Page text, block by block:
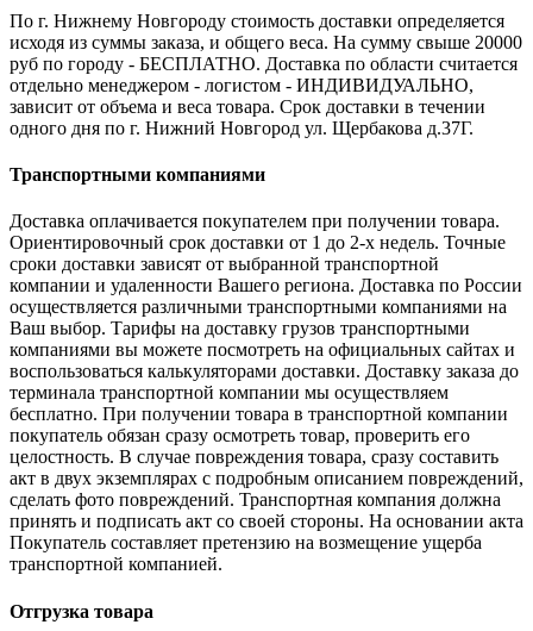
По г. Нижнему Новгороду стоимость доставки определяется
исходя из суммы заказа, и общего веса. На сумму свыше 20000
руб по городу - БЕСПЛАТНО. Доставка по области считается
отдельно менеджером - логистом - ИНДИВИДУАЛЬНО,
зависит от объема и веса товара. Срок доставки в течении
одного дня по г. Нижний Новгород ул. Щербакова д.37Г.
Транспортными компаниями
Доставка оплачивается покупателем при получении товара.
Ориентировочный срок доставки от 1 до 2-х недель. Точные
сроки доставки зависят от выбранной транспортной
компании и удаленности Вашего региона. Доставка по России
осуществляется различными транспортными компаниями на
Ваш выбор. Тарифы на доставку грузов транспортными
компаниями вы можете посмотреть на официальных сайтах и
воспользоваться калькуляторами доставки. Доставку заказа до
терминала транспортной компании мы осуществляем
бесплатно. При получении товара в транспортной компании
покупатель обязан сразу осмотреть товар, проверить его
целостность. В случае повреждения товара, сразу составить
акт в двух экземплярах с подробным описанием повреждений,
сделать фото повреждений. Транспортная компания должна
принять и подписать акт со своей стороны. На основании акта
Покупатель составляет претензию на возмещение ущерба
транспортной компанией.
Отгрузка товара